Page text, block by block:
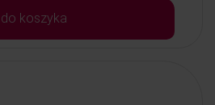
do koszyka